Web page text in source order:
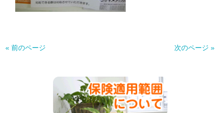
« 前のページ 次のページ »